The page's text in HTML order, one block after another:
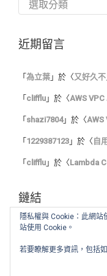
近期留言
「 為立葉 」於〈又好久
「 clifflu 」於〈AWS VPC
「 shazi7804」於〈AWS
「 1229387123 」於〈 自
「 clifflu 」於〈Lambda
鏈結
我的程式筆記
舊 blog :: Blogger
隱私權與 Cookie：此網站
站使用 Cookie。
若要瞭解更多資訊，包括